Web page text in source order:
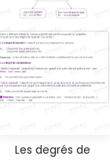
Les degrés de